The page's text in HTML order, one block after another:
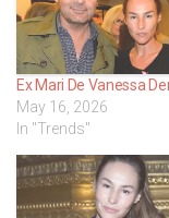
Ex Mari De Vanessa
May 16, 2026
In "Trends"